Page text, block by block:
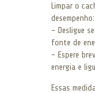
Limpar o
desempenho:
– Desligue
fonte de
– Espere
energia e
Essas